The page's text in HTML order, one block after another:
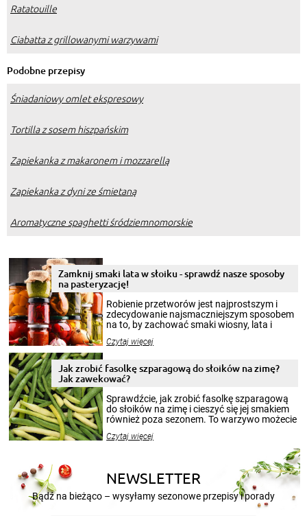
Ratatouille
Ciabatta z grillowanymi warzywami
Podobne przepisy
Śniadaniowy omlet ekspresowy
Tortilla z sosem hiszpańskim
Zapiekanka z makaronem i mozzarellą
Zapiekanka z dyni ze śmietaną
Aromatyczne spaghetti śródziemnomorskie
Zamknij smaki lata w słoiku - sprawdź nasze sposoby
na pasteryzację!
Robienie przetworów jest najprostszym i
zdecydowanie najsmaczniejszym sposobem
na to, by zachować smaki wiosny, lata i
krajobrazów, by cieszyć nimi oko w sezonie
pełni poczuć atmosferę cieplejszych
miesięcy. Przygotowanie słoików ze
smakowitą zawartością musi obejmować
patenty, które pozwolą zachować świeżość
przetworów.
Czytaj więcej
Jak zrobić fasolkę szparagową do słoików na zimę?
Jak zawekować?
Sprawdźcie, jak zrobić fasolkę szparagową
do słoików na zimę i cieszyć się jej smakiem
również poza sezonem. To warzywo możecie
nasze propozycje!
Czytaj więcej
NEWSLETTER
Bądź na bieżąco – wysyłamy sezonowe przepisy i porady